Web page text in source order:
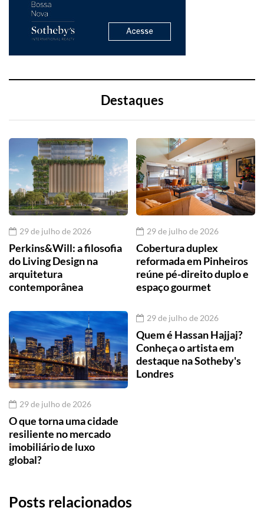
Destaques
29 de julho de 2026
Perkins&Will: a filosofia
do Living Design na
arquitetura
contemporânea
29 de julho de 2026
Cobertura duplex
reformada em Pinheiros
reúne pé-direito duplo e
espaço gourmet
29 de julho de 2026
O que torna uma cidade
resiliente no mercado
imobiliário de luxo
global?
29 de julho de 2026
Quem é Hassan Hajjaj?
Conheça o artista em
destaque na Sotheby's
Londres
Posts relacionados